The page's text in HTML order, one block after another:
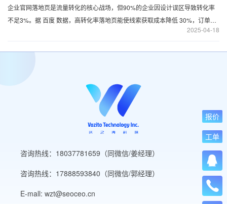
04-18
2025
企业官网落地页是流量转化的核心战场，但90%的企业因设计误区导致转化率
不足3%。据 百度 数据，高转化率落地页能使线索获取成本降低 30%，订单转
咨询热线：18037781659（同微信/姜经理）
咨询热线：17888593840（同微信/郭经理）
E-mall: wzt@seoceo.cn
报价
工单